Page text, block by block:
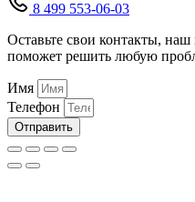
8 499 553-06-03
Оставьте свои контакты,
поможет решить любую
Имя
Телефон
Отправить